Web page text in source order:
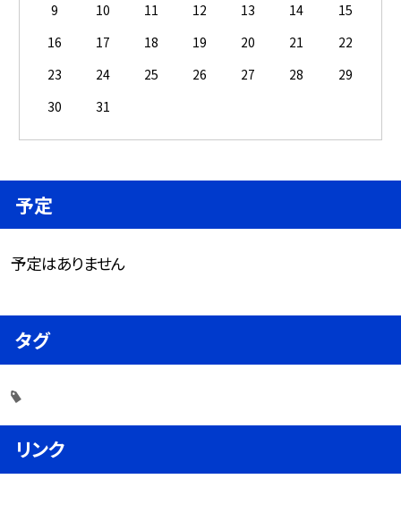
9
10 11 12 13 14
15
16
17 18 19 20 21
22
23
24 25 26 27 28
29
30
31
予定
予定はありません
タグ
リンク